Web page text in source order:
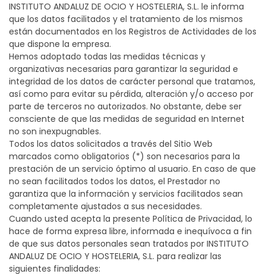
INSTITUTO ANDALUZ DE OCIO Y HOSTELERIA, S.L. le informa
que los datos facilitados y el tratamiento de los mismos
están documentados en los Registros de Actividades de los
que dispone la empresa.
Hemos adoptado todas las medidas técnicas y
organizativas necesarias para garantizar la seguridad e
integridad de los datos de carácter personal que tratamos,
así como para evitar su pérdida, alteración y/o acceso por
parte de terceros no autorizados. No obstante, debe ser
consciente de que las medidas de seguridad en Internet
no son inexpugnables.
Todos los datos solicitados a través del Sitio Web
marcados como obligatorios (*) son necesarios para la
prestación de un servicio óptimo al usuario. En caso de que
no sean facilitados todos los datos, el Prestador no
garantiza que la información y servicios facilitados sean
completamente ajustados a sus necesidades.
Cuando usted acepta la presente Política de Privacidad, lo
hace de forma expresa libre, informada e inequívoca a fin
de que sus datos personales sean tratados por INSTITUTO
ANDALUZ DE OCIO Y HOSTELERIA, S.L. para realizar las
siguientes finalidades: